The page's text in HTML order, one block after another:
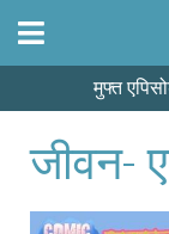
मुफ्त
जीवन-